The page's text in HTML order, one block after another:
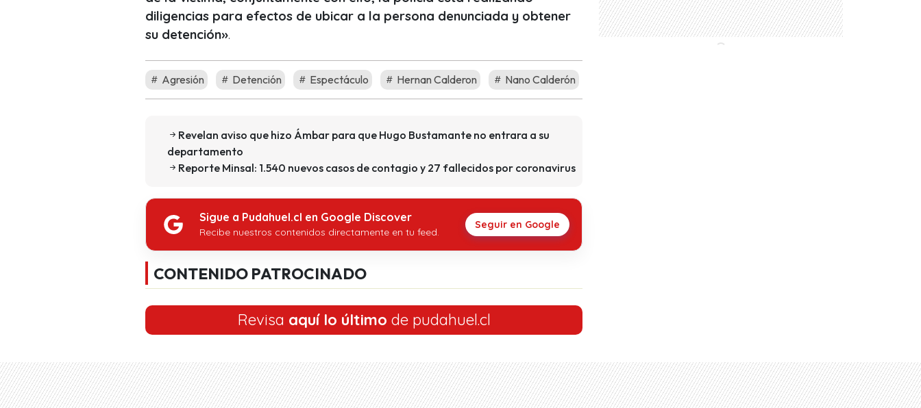
diligencias para efectos de ubicar a la persona denunciada y obtener
su detención».
Agresión Detención Espectáculo Hernan Calderon Nano Calderón
Revelan aviso que hizo Ámbar para que Hugo Bustamante no entrara a su
departamento
Reporte Minsal: 1.540 nuevos casos de contagio y 27 fallecidos por coronavirus
Sigue a Pudahuel.cl en Google Discover
Recibe nuestros contenidos directamente en tu feed.
Seguir en Google
CONTENIDO PATROCINADO
Revisa aquí lo último de pudahuel.cl